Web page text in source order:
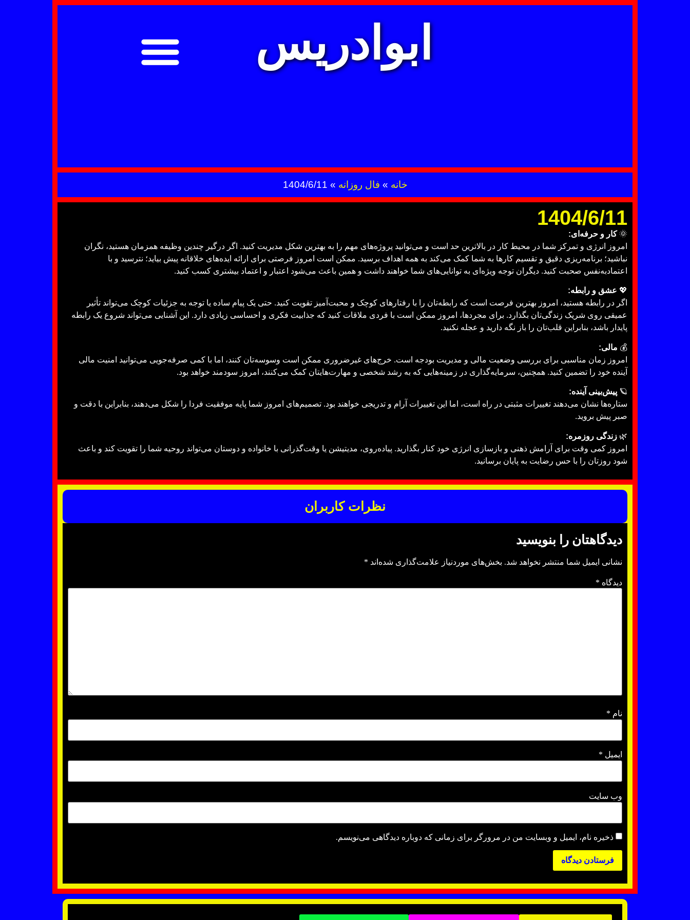
ابوادریس
خانه » فال روزانه »
1404/6/11
1404/6/11
🌞کار و حرفه‌ای:
امروز انرژی و تمرکز شما در محیط کار در بالاترین حد است و می‌توانید پروژه‌های مهم را به بهترین شکل مدیریت کنید. اگر درگیر چندین وظیفه همزمان هستید، نگران
نباشید؛ برنامه‌ریزی دقیق و تقسیم کارها به شما کمک می‌کند به همه اهداف برسید. ممکن است امروز فرصتی برای ارائه ایده‌های خلاقانه پیش بیاید؛ نترسید و با
اعتمادبه‌نفس صحبت کنید. دیگران توجه ویژه‌ای به توانایی‌های شما خواهند داشت و همین باعث می‌شود اعتبار و اعتماد بیشتری کسب کنید.
💖 عشق و رابطه:
اگر در رابطه هستید، امروز بهترین فرصت است که رابطه‌تان را با رفتارهای کوچک و محبت‌آمیز تقویت کنید. حتی یک پیام ساده یا توجه به جزئیات کوچک می‌تواند تأثیر
عمیقی روی شریک زندگی‌تان بگذارد. برای مجردها، امروز ممکن است با فردی ملاقات کنید که جذابیت فکری و احساسی زیادی دارد. این آشنایی می‌تواند شروع یک رابطه
پایدار باشد، بنابراین قلب‌تان را باز نگه دارید و عجله نکنید.
💰 مالی:
امروز زمان مناسبی برای بررسی وضعیت مالی و مدیریت بودجه است. خرج‌های غیرضروری ممکن است وسوسه‌تان کنند، اما با کمی صرفه‌جویی می‌توانید امنیت مالی
آینده خود را تضمین کنید. همچنین، سرمایه‌گذاری در زمینه‌هایی که به رشد شخصی و مهارت‌هایتان کمک می‌کنند، امروز سودمند خواهد بود.
🪐 پیش‌بینی آینده:
ستاره‌ها نشان می‌دهند تغییرات مثبتی در راه است، اما این تغییرات آرام و تدریجی خواهند بود. تصمیم‌های امروز شما پایه موفقیت فردا را شکل می‌دهند، بنابراین با دقت و
صبر پیش بروید.
🌿 زندگی روزمره:
امروز کمی وقت برای آرامش ذهنی و بازسازی انرژی خود کنار بگذارید. پیاده‌روی، مدیتیشن یا وقت‌گذرانی با خانواده و دوستان می‌تواند روحیه شما را تقویت کند و باعث
شود روزتان را با حس رضایت به پایان برسانید.
نظرات کاربران
دیدگاهتان را بنویسید
نشانی ایمیل شما منتشر نخواهد شد. بخش‌های موردنیاز علامت‌گذاری شده‌اند *
دیدگاه *
نام *
ایمیل *
وب‌ سایت
ذخیره نام، ایمیل و وبسایت من در مرورگر برای زمانی که دوباره دیدگاهی می‌نویسم.